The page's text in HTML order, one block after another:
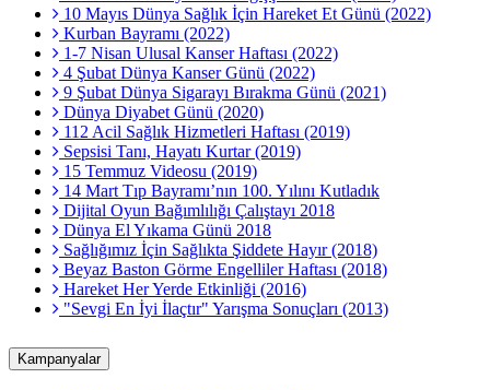
10 Mayıs Dünya Sağlık İçin Hareket Et Günü (2022)
Kurban Bayramı (2022)
1-7 Nisan Ulusal Kanser Haftası (2022)
4 Şubat Dünya Kanser Günü (2022)
9 Şubat Dünya Sigarayı Bırakma Günü (2021)
Dünya Diyabet Günü (2020)
112 Acil Sağlık Hizmetleri Haftası (2019)
Sepsisi Tanı, Hayatı Kurtar (2019)
15 Temmuz Videosu (2019)
14 Mart Tıp Bayramı’nın 100. Yılını Kutladık
Dijital Oyun Bağımlılığı Çalıştayı 2018
Dünya El Yıkama Günü 2018
Sağlığımız İçin Sağlıkta Şiddete Hayır (2018)
Beyaz Baston Görme Engelliler Haftası (2018)
Hareket Her Yerde Etkinliği (2016)
"Sevgi En İyi İlaçtır" Yarışma Sonuçları (2013)
Kampanyalar